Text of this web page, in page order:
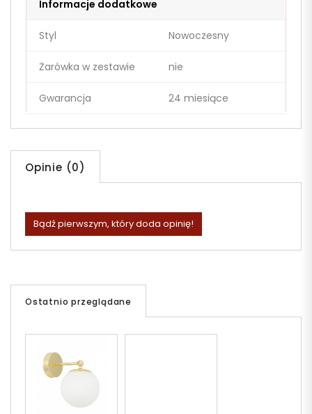
Informacje dodatkowe
Styl Nowoczesny
Żarówka w zestawie nie
Gwarancja 24 miesiące
Opinie (0)
Bądź pierwszym, który doda opinię!
Ostatnio przeglądane